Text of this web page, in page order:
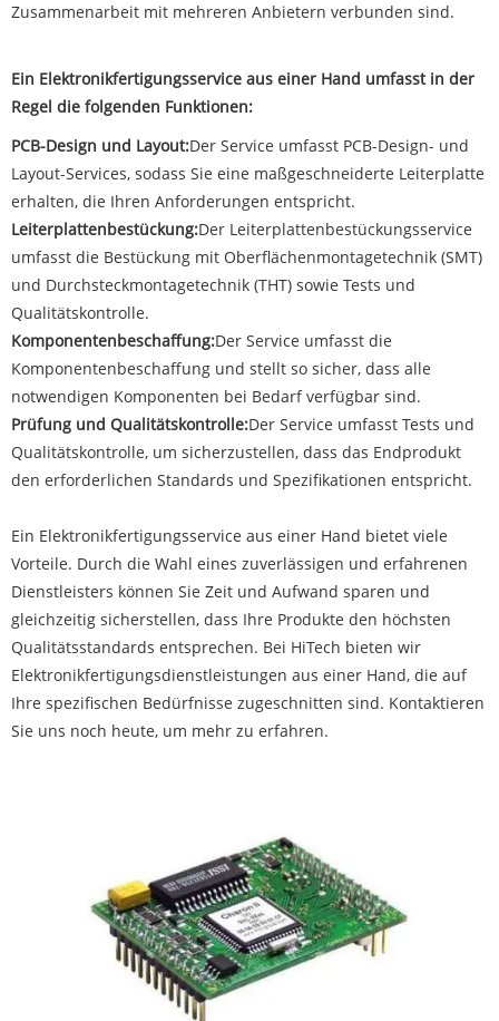
Zusammenarbeit mit mehreren Anbietern verbunden sind.
Ein Elektronikfertigungsservice aus einer Hand umfasst in der
Regel die folgenden Funktionen:
PCB-Design und Layout:Der Service umfasst PCB-Design- und
Layout-Services, sodass Sie eine maßgeschneiderte Leiterplatte
erhalten, die Ihren Anforderungen entspricht.
Leiterplattenbestückung:Der Leiterplattenbestückungsservice
umfasst die Bestückung mit Oberflächenmontagetechnik (SMT)
und Durchsteckmontagetechnik (THT) sowie Tests und
Qualitätskontrolle.
Komponentenbeschaffung:Der Service umfasst die
Komponentenbeschaffung und stellt so sicher, dass alle
notwendigen Komponenten bei Bedarf verfügbar sind.
Prüfung und Qualitätskontrolle:Der Service umfasst Tests und
Qualitätskontrolle, um sicherzustellen, dass das Endprodukt
den erforderlichen Standards und Spezifikationen entspricht.
Ein Elektronikfertigungsservice aus einer Hand bietet viele
Vorteile. Durch die Wahl eines zuverlässigen und erfahrenen
Dienstleisters können Sie Zeit und Aufwand sparen und
gleichzeitig sicherstellen, dass Ihre Produkte den höchsten
Qualitätsstandards entsprechen. Bei HiTech bieten wir
Elektronikfertigungsdienstleistungen aus einer Hand, die auf
Ihre spezifischen Bedürfnisse zugeschnitten sind. Kontaktieren
Sie uns noch heute, um mehr zu erfahren.